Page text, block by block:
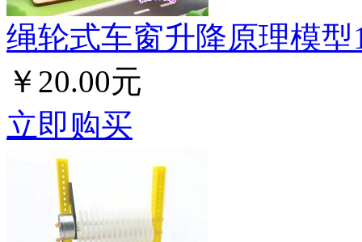
绳轮式车窗升降原理模型
￥20.00元
立即购买